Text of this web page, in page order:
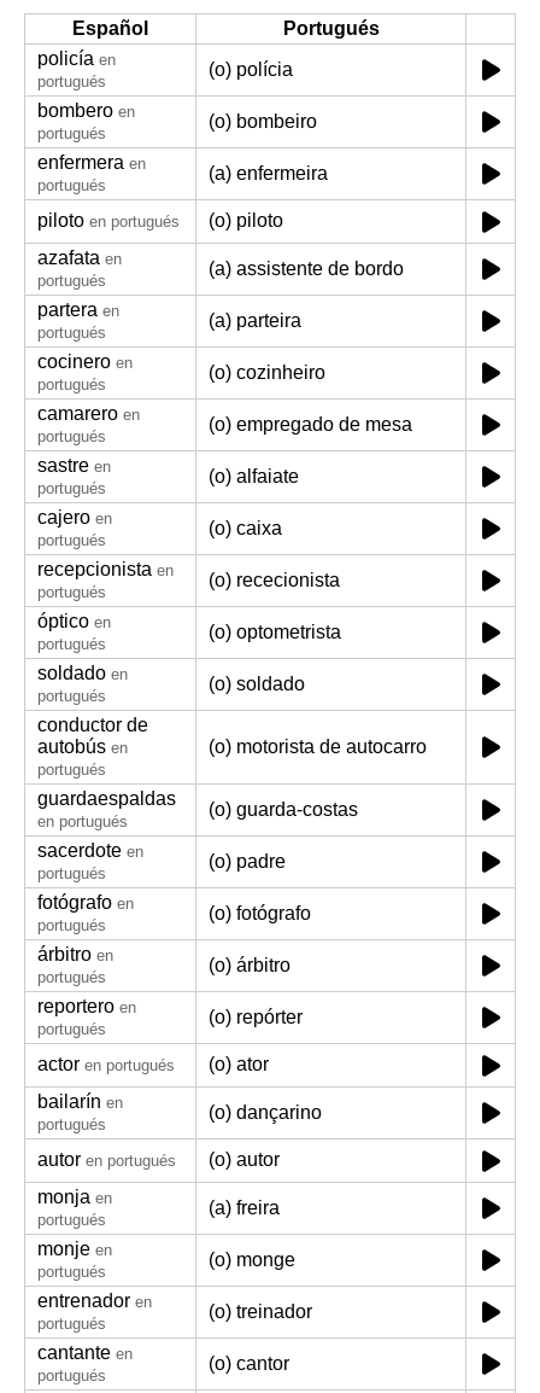
Español
Portugués
policía en
portugués
(o) polícia
bombero en
portugués
(o) bombeiro
enfermera en
portugués
(a) enfermeira
piloto en portugués
(o) piloto
azafata en
portugués
(a) assistente de bordo
partera en
portugués
(a) parteira
cocinero en
portugués
(o) cozinheiro
camarero en
portugués
(o) empregado de mesa
sastre en
portugués
(o) alfaiate
cajero en
portugués
(o) caixa
recepcionista en
portugués
(o) rececionista
óptico en
portugués
(o) optometrista
soldado en
portugués
(o) soldado
conductor de
autobús en
portugués
(o) motorista de autocarro
guardaespaldas
en portugués
(o) guarda-costas
sacerdote en
portugués
(o) padre
fotógrafo en
portugués
(o) fotógrafo
árbitro en
portugués
(o) árbitro
reportero en
portugués
(o) repórter
actor en portugués
(o) ator
bailarín en
portugués
(o) dançarino
autor en portugués
(o) autor
monja en
portugués
(a) freira
monje en
portugués
(o) monge
entrenador en
portugués
(o) treinador
cantante en
portugués
(o) cantor